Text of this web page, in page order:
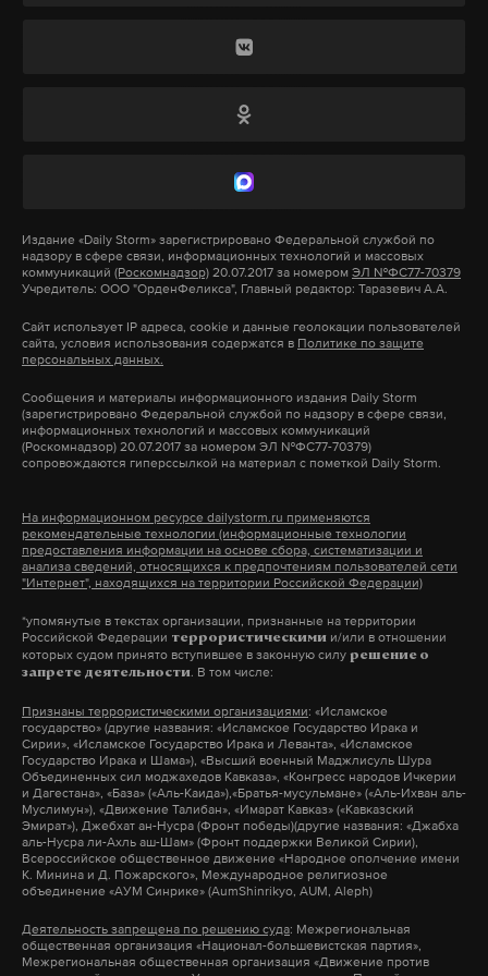
после обвинения в сокрытии содержания своих
Сергеем Кисляком. По данным СМИ, они
санкций.
Как говорится в документе Брэда Шермана, ранее
он и думать не мог о заявлении об импичменте
президента Соединенных Штатов, но после
«защиты страны от злоупотребления властью,
препятствия правосудию и импульсивной
Белый дом назвал действия конгрессмена
политической игрой.
Фото: © GLOBAL LOOK press/©John Mccoy
Сегодня,12 июля,поздно вечером умерла Тамара
Миансарова-советская и российская эстрадная
учебы в ГИТИСе...приношу соболезнования мужу и
дочери-Марку Михайловичу и Кате,а так же всем близким
и родным...Упокой Господи...Царствие Небесное...помню
Публикация от Alika Smekhova (@alika_smekhova)Июл 12 2017 в 1:29 PDT
В репертуаре Тамары Миансаровой — около 400
песен на русском, украинском, польском языках.
Наибольшую известность артистке принесли
композиции «Черный кот», «Рыжик», «Аленький
цветочек» и «Пусть всегда будет солнце».
За годы своего творчества она неоднократно
международных конкурсов, получила звания з
аслуженной артистки Украинской ССРи н
Издание «Daily Storm» зарегистрировано Федеральной службой по
надзору в сфере связи, информационных технологий и массовых
коммуникаций (Роскомнадзор) 20.07.2017 за номером ЭЛ №ФС77-70379
Учредитель: ООО "ОрденФеликса", Главный редактор: Таразевич А.А.
Сайт использует IP адреса, cookie и данные геолокации пользователей
сайта, условия использования содержатся в Политике по защите
персональных данных.
Сообщения и материалы информационного издания Daily Storm
(зарегистрировано Федеральной службой по надзору в сфере связи,
информационных технологий и массовых коммуникаций
(Роскомнадзор) 20.07.2017 за номером ЭЛ №ФС77-70379)
сопровождаются гиперссылкой на материал с пометкой Daily Storm.
На информационном ресурсе dailystorm.ru применяются
рекомендательные технологии (информационные технологии
предоставления информации на основе сбора, систематизации и
анализа сведений, относящихся к предпочтениям пользователей сети
"Интернет", находящихся на территории Российской Федерации)
*упомянутые в текстах организации, признанные на территории
Российской Федерации террористическими и/или в отношении
которых судом принято вступившее в законную силу решение о
запрете деятельности. В том числе:
Признаны террористическими организациями: «Исламское
государство» (другие названия: «Исламское Государство Ирака и
Сирии», «Исламское Государство Ирака и Леванта», «Исламское
Государство Ирака и Шама»), «Высший военный Маджлисуль Шура
Объединенных сил моджахедов Кавказа», «Конгресс народов Ичкерии
и Дагестана», «База» («Аль-Каида»),«Братья-мусульмане» («Аль-Ихван аль-
Муслимун»), «Движение Талибан», «Имарат Кавказ» («Кавказский
Эмират»), Джебхат ан-Нусра (Фронт победы)(другие названия: «Джабха
аль-Нусра ли-Ахль аш-Шам» (Фронт поддержки Великой Сирии),
Всероссийское общественное движение «Народное ополчение имени
К. Минина и Д. Пожарского», Международное религиозное
объединение «АУМ Синрике» (AumShinrikyo, AUM, Aleph)
Деятельность запрещена по решению суда: Межрегиональная
общественная организация «Национал-большевистская партия»,
Межрегиональная общественная организация «Движение против